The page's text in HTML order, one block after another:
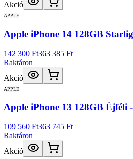
Akció
APPLE
Apple iPhone 14 128GB
142 300 Ft363 385 Ft
Raktáron
Akció
APPLE
Apple iPhone 13 128GB Éjféli
109 560 Ft363 745 Ft
Raktáron
Akció